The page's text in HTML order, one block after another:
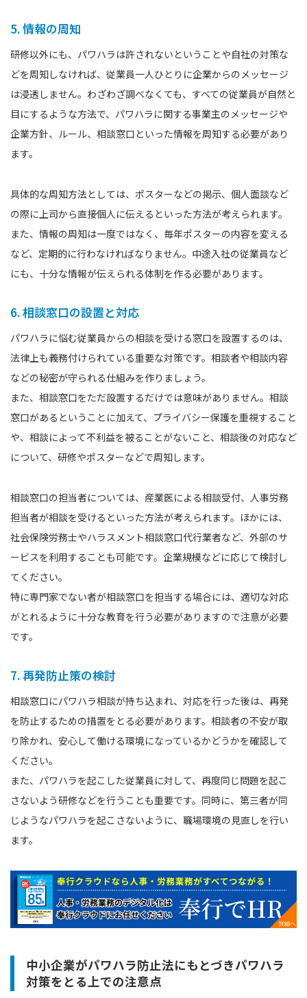
5. 情報の周知
研修以外にも、パワハラは許されないということや自社の対策な
どを周知しなければ、従業員一人ひとりに企業からのメッセージ
は浸透しません。わざわざ調べなくても、すべての従業員が自然と
目にするような方法で、パワハラに関する事業主のメッセージや
企業方針、ルール、相談窓口といった情報を周知する必要があり
ます。
具体的な周知方法としては、ポスターなどの掲示、個人面談など
の際に上司から直接個人に伝えるといった方法が考えられます。
また、情報の周知は一度ではなく、毎年ポスターの内容を変える
など、定期的に行わなければなりません。中途入社の従業員など
にも、十分な情報が伝えられる体制を作る必要があります。
6. 相談窓口の設置と対応
パワハラに悩む従業員からの相談を受ける窓口を設置するのは、
法律上も義務付けられている重要な対策です。相談者や相談内容
などの秘密が守られる仕組みを作りましょう。
また、相談窓口をただ設置するだけでは意味がありません。相談
窓口があるということに加えて、プライバシー保護を重視すること
や、相談によって不利益を被ることがないこと、相談後の対応など
について、研修やポスターなどで周知します。
相談窓口の担当者については、産業医による相談受付、人事労務
担当者が相談を受けるといった方法が考えられます。ほかには、
社会保険労務士やハラスメント相談窓口代行業者など、外部のサ
ービスを利用することも可能です。企業規模などに応じて検討し
てください。
特に専門家でない者が相談窓口を担当する場合には、適切な対応
がとれるように十分な教育を行う必要がありますので注意が必要
です。
7. 再発防止策の検討
相談窓口にパワハラ相談が持ち込まれ、対応を行った後は、再発
を防止するための措置をとる必要があります。相談者の不安が取
り除かれ、安心して働ける環境になっているかどうかを確認して
ください。
また、パワハラを起こした従業員に対して、再度同じ問題を起こ
さないよう研修などを行うことも重要です。同時に、第三者が同
じようなパワハラを起こさないように、職場環境の見直しを行い
ます。
中小企業がパワハラ防止法にもとづきパワハラ
対策をとる上での注意点